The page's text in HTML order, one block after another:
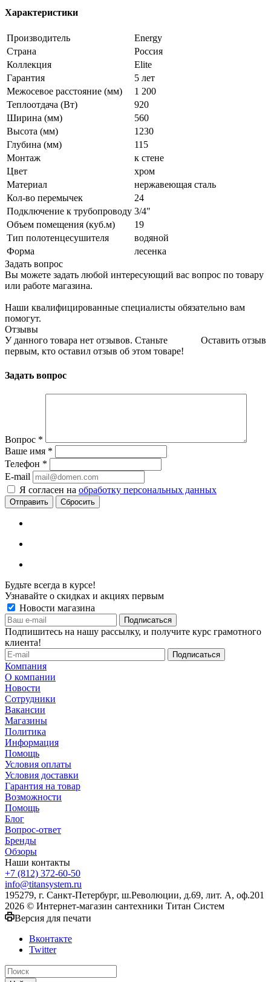
Характеристики
Производитель
Energy
Страна
Россия
Коллекция
Elite
Гарантия
5 лет
Межосевое расстояние (мм)
1 200
Теплоотдача (Вт)
920
Ширина (мм)
560
Высота (мм)
1230
Глубина (мм)
115
Монтаж
к стене
Цвет
хром
Материал
нержавеющая сталь
Кол-во перемычек
24
Подключение к трубопроводу 3/4"
Объем помещения (куб.м)
19
Тип полотенцесушителя
водяной
Форма
лесенка
Задать вопрос
Вы можете задать любой интересующий вас вопрос по товару
или работе магазина.
Наши квалифицированные специалисты обязательно вам
помогут.
Отзывы
Оставить отзыв
У данного товара нет отзывов. Станьте
первым, кто оставил отзыв об этом товаре!
Задать вопрос
Вопрос *
Ваше имя *
Телефон *
E-mail
Я согласен на обработку персональных данных
Сбросить
Будьте всегда в курсе!
Узнавайте о скидках и акциях первым
Новости магазина
Подпишитесь на нашу рассылку, и получите курс грамотного
клиента!
Компания
О компании
Новости
Сотрудники
Вакансии
Магазины
Политика
Информация
Помощь
Условия оплаты
Условия доставки
Гарантия на товар
Возможности
Помощь
Блог
Вопрос-ответ
Бренды
Обзоры
Наши контакты
+7 (812) 372-60-50
info@titansystem.ru
195279, г. Санкт-Петербург, ш.Революции, д.69, лит. А, оф.201
2026 © Интернет-магазин сантехники Титан Систем
Версия для печати
Вконтакте
Twitter